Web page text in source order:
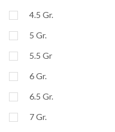
4.5 Gr.
5 Gr.
5.5 Gr
6 Gr.
6.5 Gr.
7 Gr.